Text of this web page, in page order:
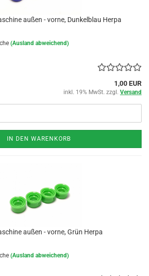
außen - vorne, Dunkelblau Herpa
(Ausland abweichend)
1,00 EUR
inkl. 19% MwSt. zzgl. Versand
IN DEN WARENKORB
außen - vorne, Grün Herpa
(Ausland abweichend)